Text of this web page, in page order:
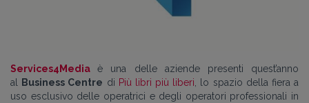
Services4Media
è una delle aziende presenti quest’anno
al Business Centre di Più libri più liberi , lo spazio della fiera a
uso esclusivo delle operatrici e degli operatori professionali in